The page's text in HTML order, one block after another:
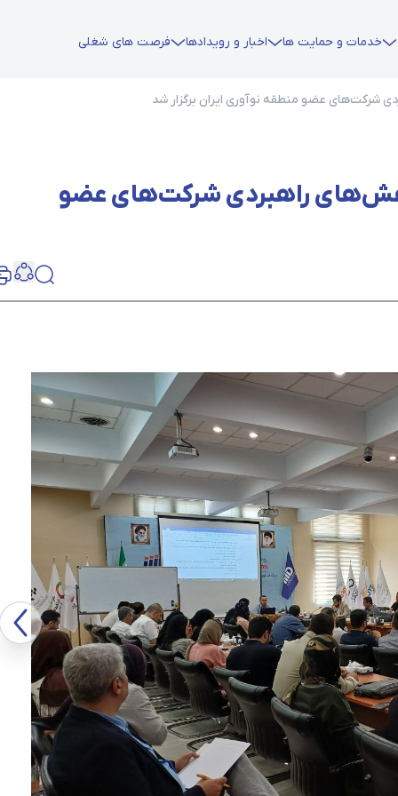
خدمات و حمایت ها اخبار و رویدادها فرصت های شغلی
عضو منطقه نوآوری ایران برگزار شد
راهبردی شرکت‌های عضو